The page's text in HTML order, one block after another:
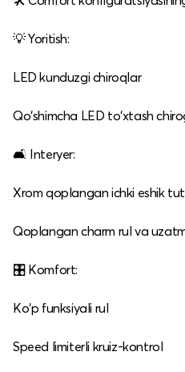
💡 Yoritish:
LED kunduzgi chiroqlar
Qo‘shimcha LED to‘xtash
🛋️ Interyer:
Xrom qoplangan ichki eshik
Qoplangan charm rul va
🎛️ Komfort:
Ko‘p funksiyali rul
Speed limiterli kruiz‑kontrol